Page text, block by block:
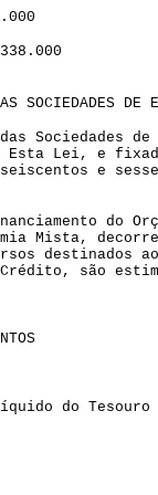
SOCIEDADES DE
Sociedades de
Esta Lei, e
e
do
Mista,
destinados ao
são
do Tesouro